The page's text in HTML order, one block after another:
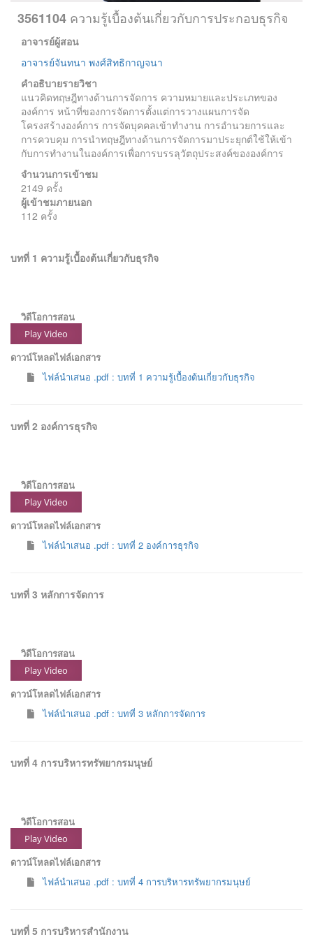
3561104 ความรู้เบื้องต้นเกี่ยวกับการประกอบธุรกิจ
อาจารย์ผู้สอน
อาจารย์จันทนา พงศ์สิทธิกาญจนา
คำอธิบายรายวิชา
แนวคิดทฤษฎีทางด้านการจัดการ ความหมายและประเภทของ
องค์การ หน้าที่ของการจัดการตั้งแต่การวางแผนการจัด
โครงสร้างองค์การ การจัดบุคคลเข้าทำงาน การอำนวยการและ
การควบคุม การนำทฤษฎีทางด้านการจัดการมาประยุกต์ใช้ให้เข้า
กับการทำงานในองค์การเพื่อการบรรลุวัตถุประสงค์ขององค์การ
จำนวนการเข้าชม
2149 ครั้ง
ผู้เข้าชมภายนอก
112 ครั้ง
บทที่ 1 ความรู้เบื้องต้นเกี่ยวกับธุรกิจ
วิดีโอการสอน
Play Video
ดาวน์โหลดไฟล์เอกสาร
ไฟล์นำเสนอ .pdf : บทที่ 1 ความรู้เบื้องต้นเกี่ยวกับธุรกิจ
บทที่ 2 องค์การธุรกิจ
วิดีโอการสอน
Play Video
ดาวน์โหลดไฟล์เอกสาร
ไฟล์นำเสนอ .pdf : บทที่ 2 องค์การธุรกิจ
บทที่ 3 หลักการจัดการ
วิดีโอการสอน
Play Video
ดาวน์โหลดไฟล์เอกสาร
ไฟล์นำเสนอ .pdf : บทที่ 3 หลักการจัดการ
บทที่ 4 การบริหารทรัพยากรมนุษย์
วิดีโอการสอน
Play Video
ดาวน์โหลดไฟล์เอกสาร
ไฟล์นำเสนอ .pdf : บทที่ 4 การบริหารทรัพยากรมนุษย์
บทที่ 5 การบริหารสำนักงาน